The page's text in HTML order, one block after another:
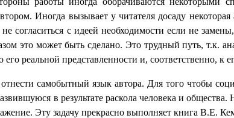
Иногда вызывает у читателя досаду
не согласиться с идеей необходимости если не
это может быть сделано. Это трудный путь, т.к.
реальной представленности и,
самобытный язык автора. Для того чтобы
в результате раскола человека и
Эту задачу прекрасно выполняет книга В.Е.